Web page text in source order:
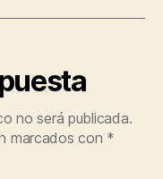
no será publicada.
marcados con *